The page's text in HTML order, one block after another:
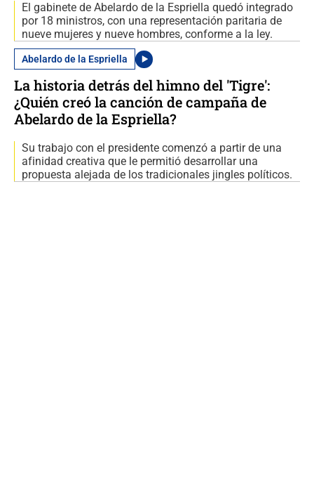
El gabinete de Abelardo de la Espriella quedó integrado
por 18 ministros, con una representación paritaria de
nueve mujeres y nueve hombres, conforme a la ley.
Abelardo de la Espriella
La historia detrás del himno del 'Tigre':
¿Quién creó la canción de campaña de
Abelardo de la Espriella?
Su trabajo con el presidente comenzó a partir de una
afinidad creativa que le permitió desarrollar una
propuesta alejada de los tradicionales jingles políticos.